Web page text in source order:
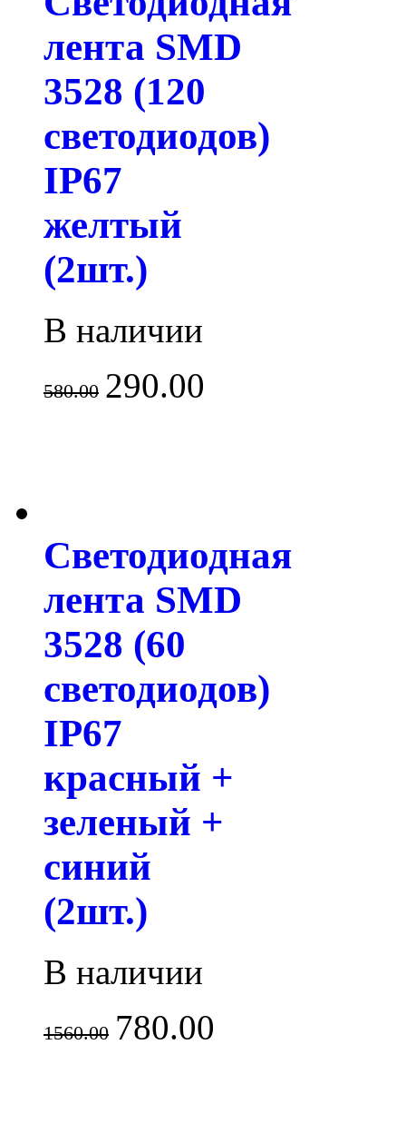
лента SMD
3528 (120
светодиодов)
IP67
желтый
(2шт.)
В наличии
580.00 290.00
Светодиодная
лента SMD
3528 (60
светодиодов)
IP67
красный +
зеленый +
синий
(2шт.)
В наличии
1560.00 780.00